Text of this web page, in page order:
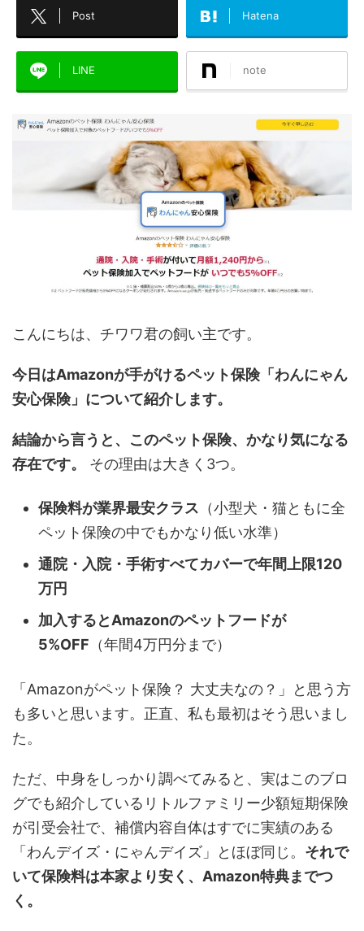
Post Hatena
LINE note
こんにちは、チワワ君の飼い主です。
今日はAmazonが手がけるペット保険「わんにゃん
安心保険」について紹介します。
結論から言うと、このペット保険、かなり気になる
存在です。
その理由は大きく3つ。
保険料が業界最安クラス （小型犬・猫ともに全
ペット保険の中でもかなり低い水準）
通院・入院・手術すべてカバーで年間上限120
万円
加入するとAmazonのペットフードが
5%OFF （年間4万円分まで）
「Amazonがペット保険？ 大丈夫なの？」と思う方
も多いと思います。正直、私も最初はそう思いまし
た。
ただ、中身をしっかり調べてみると、実はこのブロ
グでも紹介しているリトルファミリー少額短期保険
が引受会社で、補償内容自体はすでに実績のある
「わんデイズ・にゃんデイズ」とほぼ同じ。 それで
いて保険料は本家より安く、Amazon特典までつ
く。